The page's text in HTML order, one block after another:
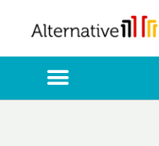
Zum
Inhalt
springen